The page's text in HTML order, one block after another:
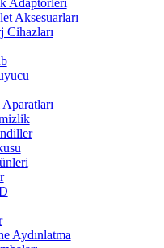
Adaptörleri
Aksesuarları
Cihazları
Aydınlatma